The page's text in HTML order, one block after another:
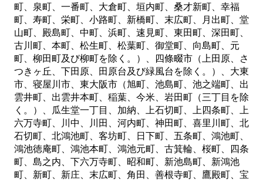
町、泉町、一番町、大倉町、垣内町、桑才新町、幸福
町、寿町、栄町、小路町、新橋町、末広町、月出町、堂
山町、殿島町、中町、浜町、速見町、東田町、深田町、
古川町、本町、松生町、松葉町、御堂町、向島町、元
町、柳田町及び柳町を除く。）、四條畷市（上田原、さ
つきヶ丘、下田原、田原台及び緑風台を除く。）、大東
市、寝屋川市、東大阪市（旭町、池島町、池之端町、出
雲井町、出雲井本町、稲葉、今米、岩田町（三丁目を除
く。）、瓜生堂一丁目、加納、上石切町、上四条町、上
六万寺町、川中、川田、河内町、神田町、喜里川町、北
石切町、北鴻池町、客坊町、日下町、五条町、鴻池町、
鴻池徳庵町、鴻池本町、鴻池元町、古箕輪、桜町、四条
町、島之内、下六万寺町、昭和町、新池島町、新鴻池
町、新町、新庄、末広町、角田、善根寺町、鷹殿町、宝